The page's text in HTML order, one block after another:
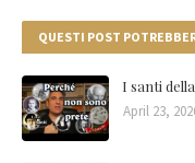
QUESTI POST
I santi
April 23,